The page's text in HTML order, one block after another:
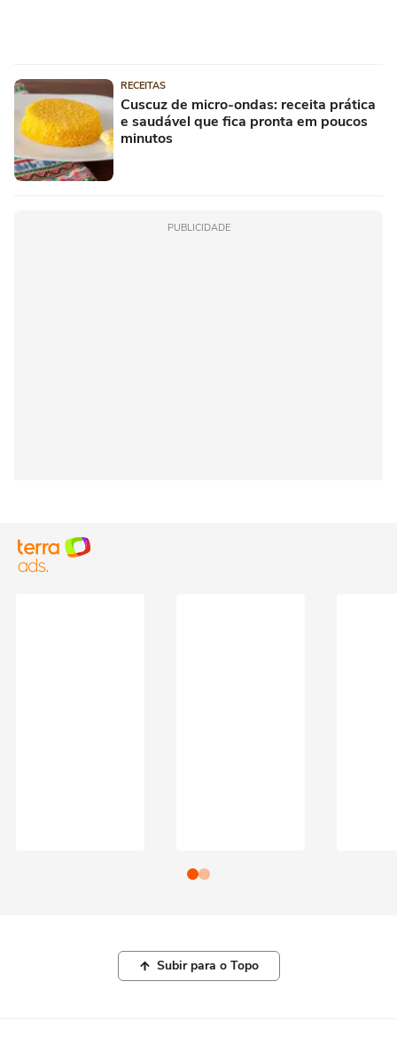
RECEITAS
Cuscuz de micro-ondas: receita prática
e saudável que fica pronta em poucos
minutos
PUBLICIDADE
Subir para o Topo